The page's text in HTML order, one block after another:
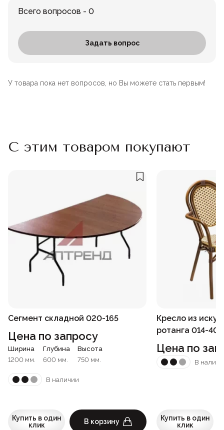
Всего вопросов - 0
Задать вопрос
У товара пока нет вопросов, но Вы можете стать первым!
С этим товаром покупают
Сегмент складной 020-165
Цена по запросу
Ширина
1200 мм.
Глубина
600 мм.
Высота
750 мм.
В наличии
Купить в один
клик
В корзину
Кресло из
ротанга 014-406
Цена по
В
Купить в один
клик